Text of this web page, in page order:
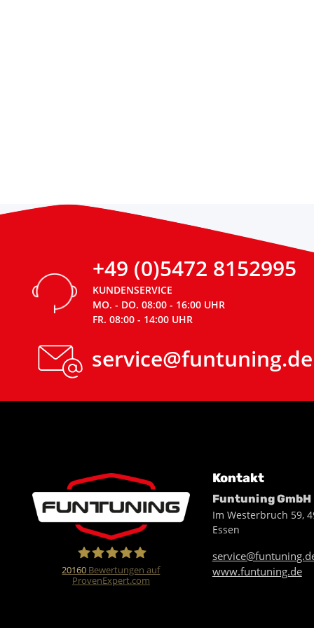
+49 (0)5472 8152995
KUNDENSERVICE
MO. - DO. 08:00 - 16:00 UHR
FR. 08:00 - 14:00 UHR
service@funtuning.de
20160 Bewertungen auf
ProvenExpert.com
Kontakt
Funtuning GmbH
Im Westerbruch 59,
Essen
www.funtuning.de